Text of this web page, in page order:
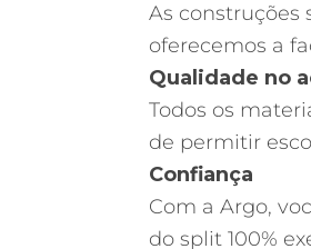
As construções
oferecemos a
Qualidade no
Todos os
de permitir
Confiança
Com a Argo,
do split 100%